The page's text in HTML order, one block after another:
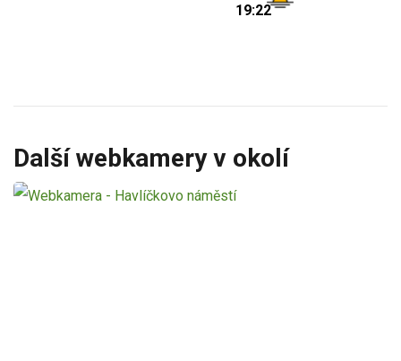
19:22
Další webkamery v okolí